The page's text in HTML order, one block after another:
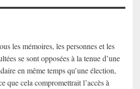
les mémoires, les personnes et les
se sont opposées à la tenue d’une
en même temps qu’une élection,
que cela compromettrait l’accès à